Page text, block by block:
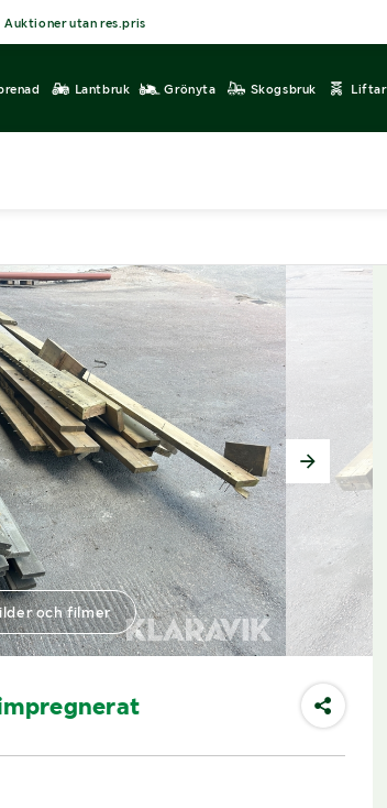
Auktioner utan res.pris
Lantbruk Grönyta Skogsbruk Liftar
och filmer